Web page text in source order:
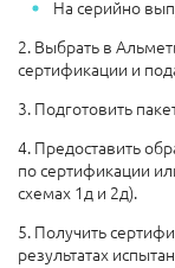
На серийно
2. Выбрать в
сертификации и
3. Подготовить
4. Предоставить
по сертификации
схемах 1д и 2д).
5. Получить
результатах